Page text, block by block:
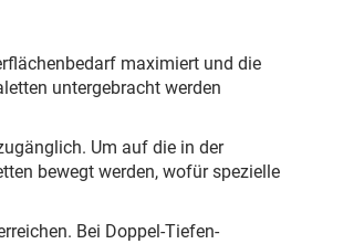
maximiert und die
untergebracht werden
Um auf die in der
bewegt werden, wofür spezielle
Bei Doppel-Tiefen-